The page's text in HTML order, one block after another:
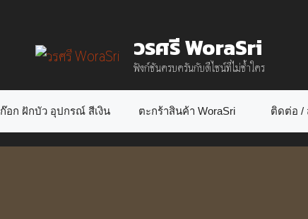
วรศรี WoraSri
ฟังก์ชันครบครันกับดีไซน์ที่ไม่ซ้ำใคร
ก๊อก ฝักบัว อุปกรณ์ สีเงิน ตะกร้าสินค้า WoraSri ติดต่อ /